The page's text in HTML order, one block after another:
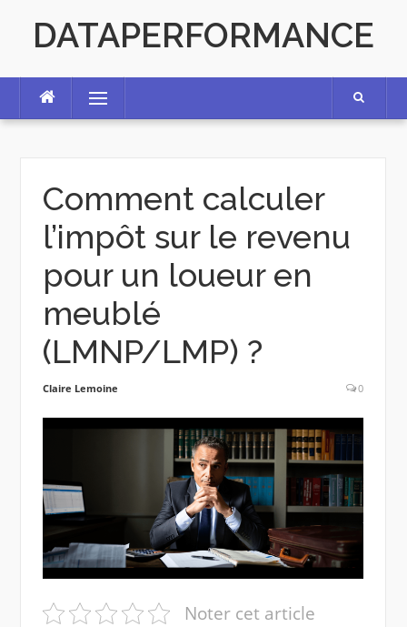
contentDATAPERFORMANCE
Menu
Comment calculer
l’impôt sur le revenu
pour un loueur en
meublé
(LMNP/LMP) ?
Claire Lemoine 0
Noter cet article